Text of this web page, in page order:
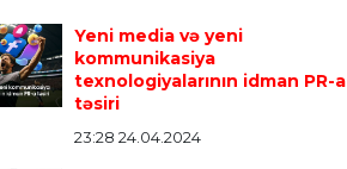
Yeni media və yeni
kommunikasiya
texnologiyalarının idman PR-a
təsiri
23:28 24.04.2024